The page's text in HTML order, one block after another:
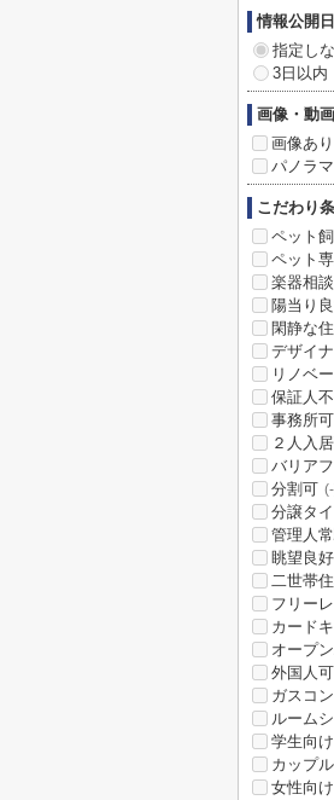
情報公開日
指定し
3日以内
画像・動
画像あり
パノラ
こだわり
ペット
ペット
楽器相談
陽当り
閑静な
デザイ
リノベ
保証人
事務所可
２人入
バリア
分割可
分譲タ
管理人
眺望良好
二世帯
フリー
カード
オープ
外国人可
ガスコ
ルーム
学生向け
カップ
女性向け